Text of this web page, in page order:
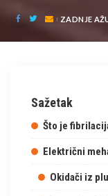
ZADNJE
Sažetak
Što je
Električni
Okidači iz